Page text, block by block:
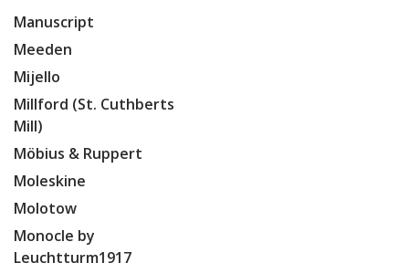
Manuscript
Meeden
Mijello
Millford (St. Cuthberts
Mill)
Möbius & Ruppert
Moleskine
Molotow
Monocle by
Leuchtturm1917